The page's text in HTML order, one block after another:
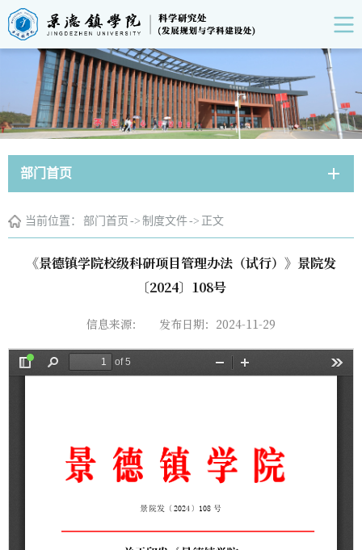
部门首页
当前位置： 部门首页 -> 制度文件-> 正文
《景德镇学院校级科研项目管理办法（试行）》景院发
〔2024〕108号
信息来源： 发布日期：2024-11-29